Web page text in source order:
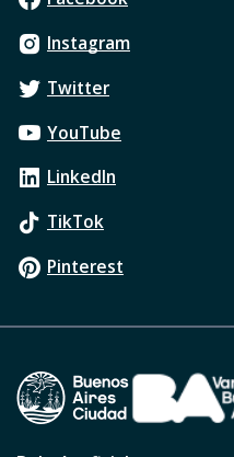
Instagram
Twitter
YouTube
LinkedIn
TikTok
Pinterest